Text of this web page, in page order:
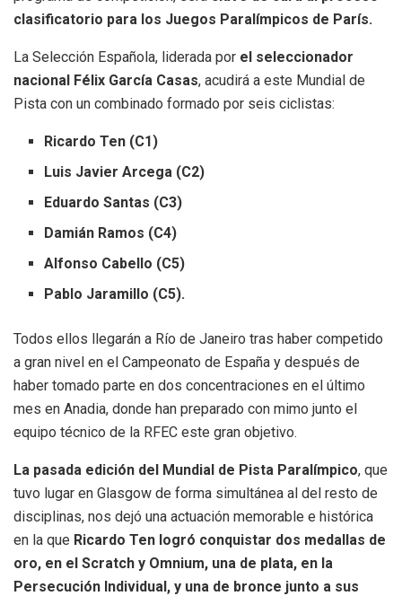
clasificatorio para los Juegos Paralímpicos de París.
La Selección Española, liderada por el seleccionador
nacional Félix García Casas, acudirá a este Mundial de
Pista con un combinado formado por seis ciclistas:
Ricardo Ten (C1)
Luis Javier Arcega (C2)
Eduardo Santas (C3)
Damián Ramos (C4)
Alfonso Cabello (C5)
Pablo Jaramillo (C5).
Todos ellos llegarán a Río de Janeiro tras haber competido
a gran nivel en el Campeonato de España y después de
haber tomado parte en dos concentraciones en el último
mes en Anadia, donde han preparado con mimo junto el
equipo técnico de la RFEC este gran objetivo.
La pasada edición del Mundial de Pista Paralímpico, que
tuvo lugar en Glasgow de forma simultánea al del resto de
disciplinas, nos dejó una actuación memorable e histórica
en la que Ricardo Ten logró conquistar dos medallas de
oro, en el Scratch y Omnium, una de plata, en la
Persecución Individual, y una de bronce junto a sus